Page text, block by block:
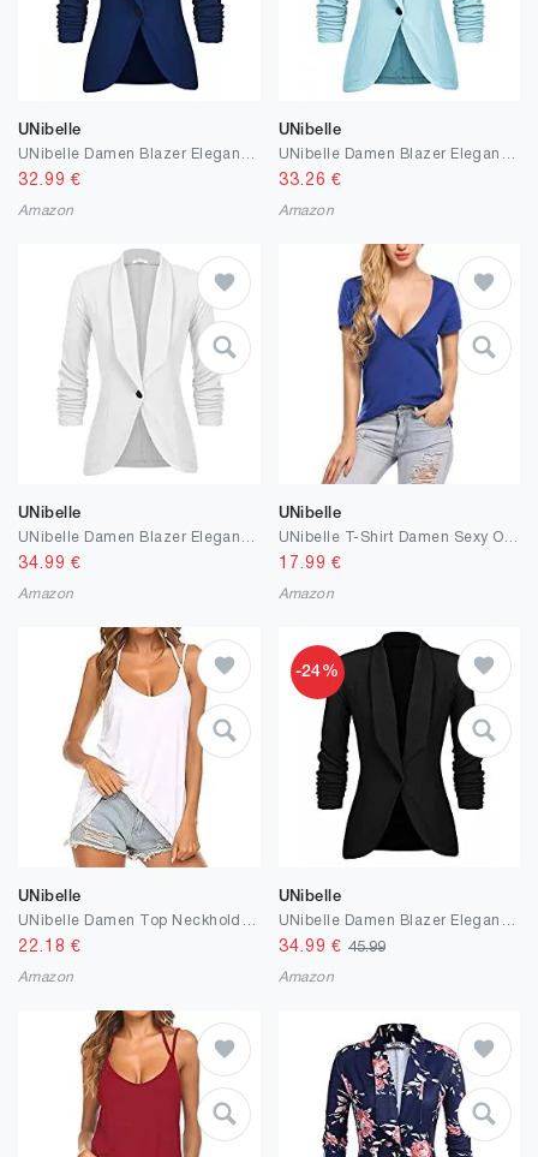
UNibelle
32.99 €
Amazon
UNibelle
33.26 €
Amazon
UNibelle
34.99 €
Amazon
UNibelle
17.99 €
Amazon
UNibelle
22.18 €
Amazon
-24%
UNibelle
34.99 € 45.99
Amazon